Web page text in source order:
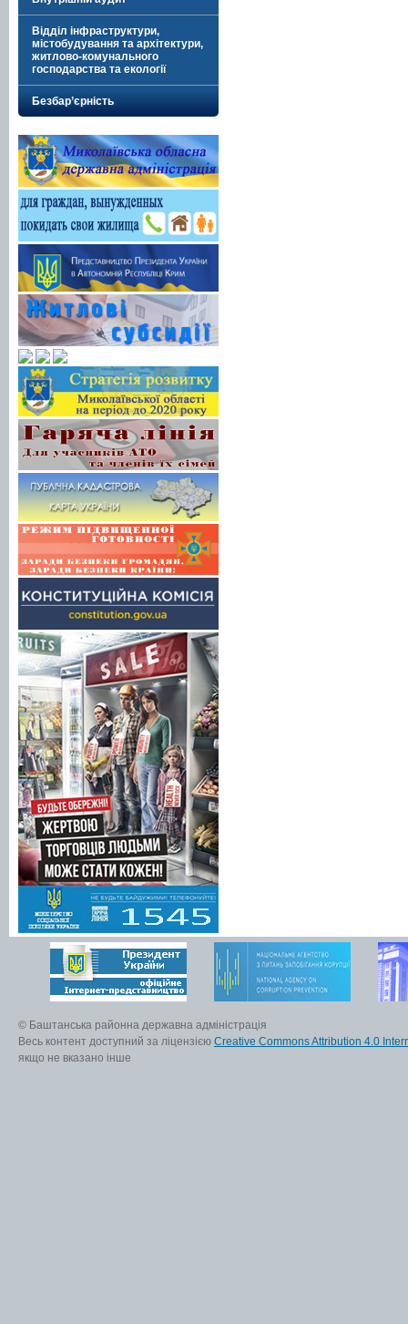
Відділ інфраструктури,
містобудування та архітектури,
житлово-комунального
господарства та екології
Безбар’єрність
© Баштанська районна державна адміністрація
Весь контент доступний за ліцензією Creative Commons Attribution 4.0
якщо не вказано інше